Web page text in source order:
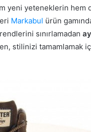
yeteneklerin hem
Markabul ürün
sınırlamadan
stilinizi